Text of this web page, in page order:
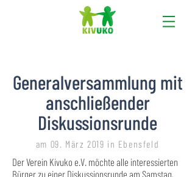
Generalversammlung mit
anschließender
Diskussionsrunde
am 09. März 2019 in Ebensfeld
Der Verein Kivuko e.V. möchte alle interessierten
Bürger zu einer Diskussionsrunde am Samstag,